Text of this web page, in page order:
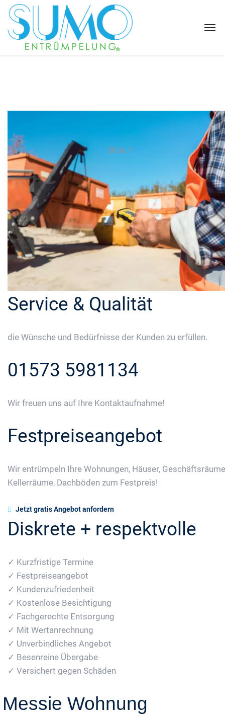
Slide 1
Service & Qualität
die Wünsche und Bedürfnisse der Kunden zu erfüllen.
01573 5981134
Wir freuen uns auf Ihre Kontaktaufnahme!
Festpreiseangebot
Wir entrümpeln Ihre Wohnungen, Häuser,
Kellerräume, Dachböden zum Festpreis!
Jetzt gratis Angebot anfordern
Diskrete + respektvolle
✓ Kurzfristige Termine
✓ Festpreiseangebot
✓ Kundenzufriedenheit
✓ Kostenlose Besichtigung
✓ Fachgerechte Entsorgung
✓ Mit Wertanrechnung
✓ Unverbindliches Angebot
✓ Besenreine Übergabe
✓ Versichert gegen Schäden
Messie Wohnung